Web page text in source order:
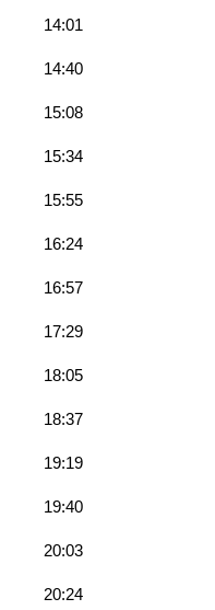
14:01
14:40
15:08
15:34
15:55
16:24
16:57
17:29
18:05
18:37
19:19
19:40
20:03
20:24